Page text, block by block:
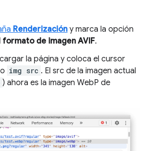
Renderización y marca la opción
de imagen AVIF.
la página y coloca el cursor
img src . El src de la imagen actual
) ahora es la imagen WebP de